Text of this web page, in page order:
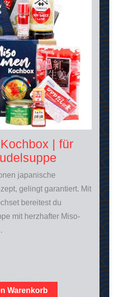
| für
japanische
gelingt garantiert. Mit
bereitest du
mit herzhafter Miso-
Warenkorb